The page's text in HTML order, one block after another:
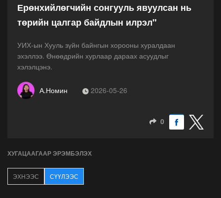
Ерөнхийлөгчийн сонгууль явуулсан нь
төрийн цалгар байдлын илрэл"
УИХ-ын Хууль зүйн байнгын хорооны хуралдаан
эхэллээ. Өнөөдрийн хурлаар дараах асуудлыг
хэлэлцэнэ.
А.Номин 2026-05-26
0
ХУГАЦААГААР ЭРЭМБЭЛЭХ
ЭХНЭЭС СҮҮЛЭЭС